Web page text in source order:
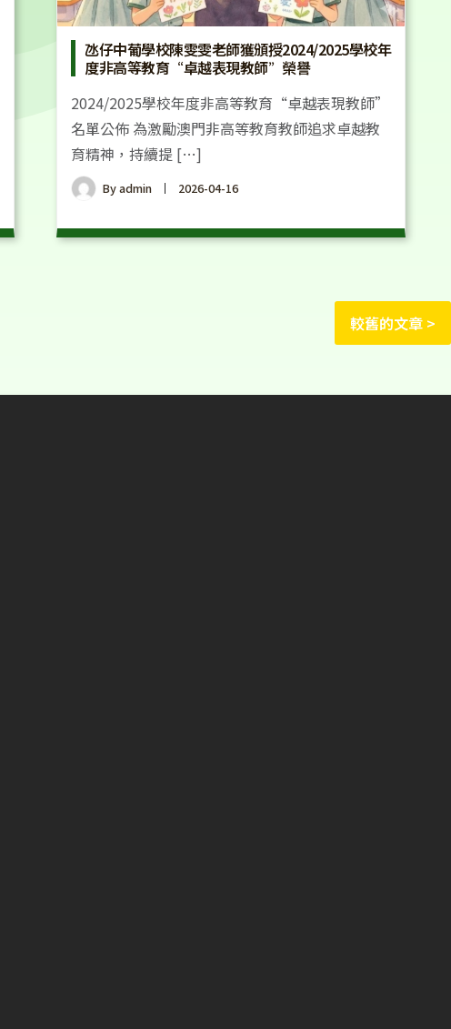
氹仔中葡學校陳雯雯老師獲頒授2024/2025學校年
度非高等教育“卓越表現教師”榮譽
2024/2025學校年度非高等教育“卓越表現教師”
名單公佈 為激勵澳門非高等教育教師追求卓越教
育精神，持續提 […]
Byadmin 2026-04-16
較舊的文章